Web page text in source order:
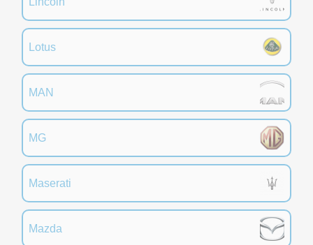
Lotus
MAN
MG
Maserati
Mazda